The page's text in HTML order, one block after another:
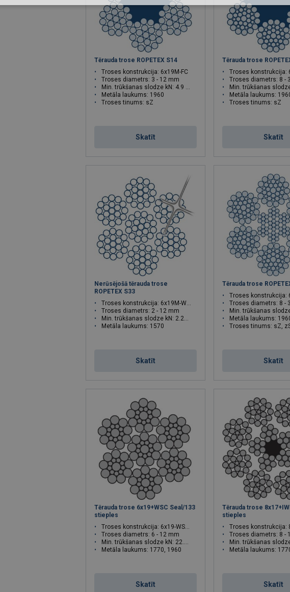
Tērauda trose ROPETEX S14
Troses konstrukcija: 6x19M-FC
Troses diametrs: 3 - 12 mm
Min. trūkšanas slodze kN: 4.9 - 86.6
Metāla laukums: 1960
Troses tinums: sZ
Skatīt
Tērauda trose
Troses konstrukcija:
Troses diametrs: 8 -
Min. trūkšanas slodze kN:
Metāla laukums:
Troses tinums: sZ
Skatīt
Nerūsējošā tērauda trose
ROPETEX S33
Troses konstrukcija: 6x19M-WSC
Troses diametrs: 2 - 12 mm
Min. trūkšanas slodze kN: 2.27 - 81.8
Metāla laukums: 1570
Skatīt
Tērauda trose
Troses konstrukcija:
Troses diametrs: 8 -
Min. trūkšanas slodze kN:
Metāla laukums:
Troses tinums: sZ,
Skatīt
Tērauda trose 6x19+WSC Seal/133
stieples
Troses konstrukcija: 6x19-WSC Seale
Troses diametrs: 6 - 12 mm
Min. trūkšanas slodze kN: 22.7 - 101
Metāla laukums: 1770, 1960
Skatīt
Tērauda trose
stieples
Troses konstrukcija:
Troses diametrs: 8 -
Min. trūkšanas slodze kN:
Metāla laukums:
Skatīt